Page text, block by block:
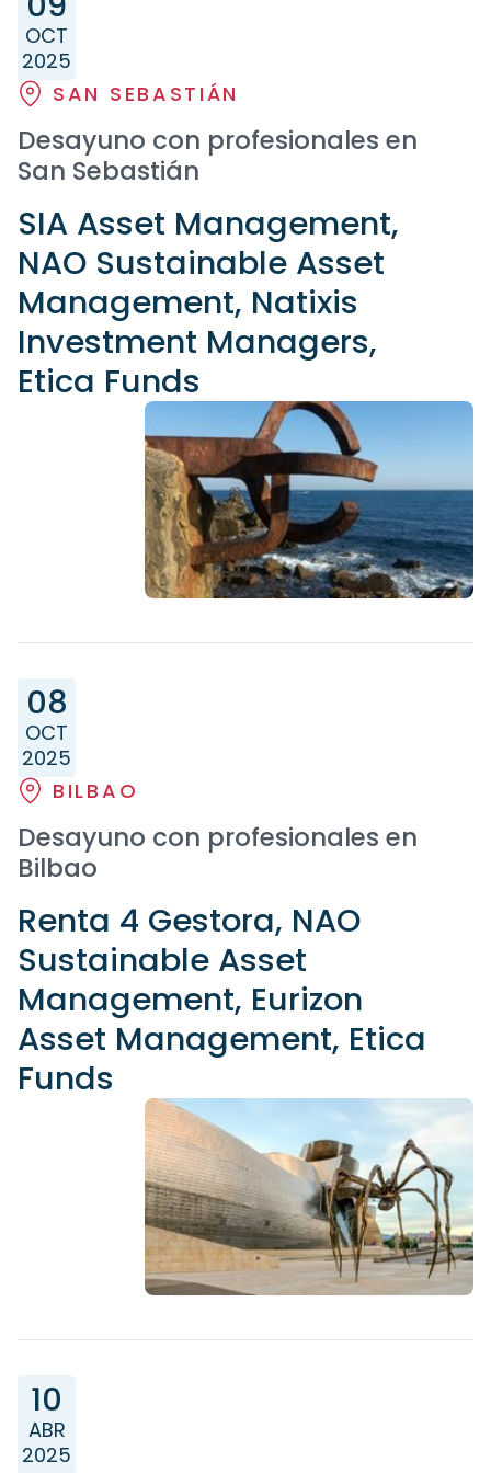
OCT
2025
SAN SEBASTIÁN
Desayuno con profesionales en
San Sebastián
SIA Asset Management,
NAO Sustainable Asset
Management, Natixis
Investment Managers,
Etica Funds
08
OCT
2025
BILBAO
Desayuno con profesionales en
Bilbao
Renta 4 Gestora, NAO
Sustainable Asset
Management, Eurizon
Asset Management, Etica
Funds
10
ABR
2025